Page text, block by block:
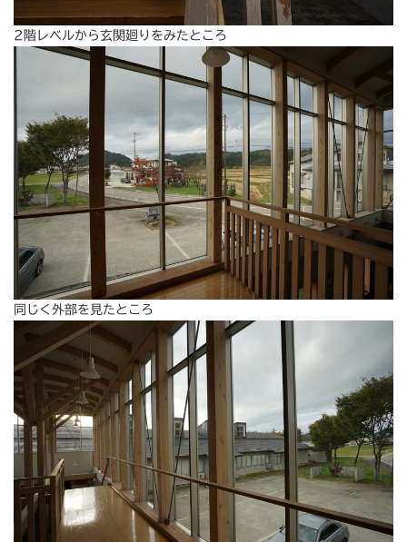
2階レベルから玄関廻りをみたところ
同じく外部を見たところ